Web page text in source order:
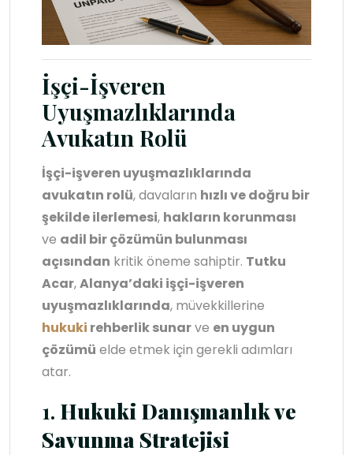
İşçi-İşveren
Uyuşmazlıklarında
Avukatın Rolü
İşçi-işveren uyuşmazlıklarında
avukatın rolü, davaların hızlı ve doğru bir
şekilde ilerlemesi, hakların korunması
ve adil bir çözümün bulunması
açısından kritik öneme sahiptir. Tutku
Acar,Alanya’daki işçi-işveren
uyuşmazlıklarında, müvekkillerine
hukuki rehberlik sunarve en uygun
çözümü elde etmek için gerekli adımları
atar.
1. Hukuki Danışmanlık ve
Savunma Stratejisi